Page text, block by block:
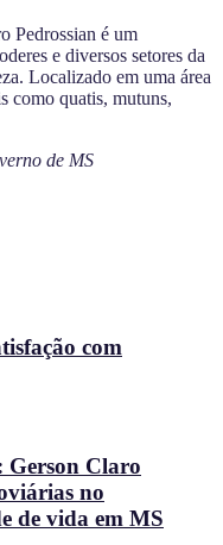
Pedrossian é um
e diversos setores da
Localizado em uma área
como quatis, mutuns,
de MS
com
Claro
no
de vida em MS